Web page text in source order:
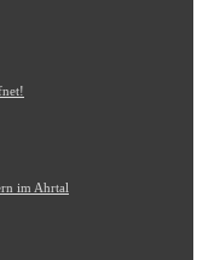
im Ahrtal